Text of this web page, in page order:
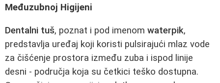
Međuzubnoj Higijeni
Dentalni tuš, poznat i pod imenom waterpik,
predstavlja uređaj koji koristi pulsirajući mlaz vode
za čišćenje prostora između zuba i ispod linije
desni - područja koja su četkici teško dostupna.